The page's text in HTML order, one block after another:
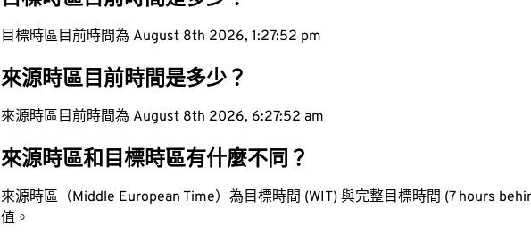
目標時區目前時間為 August 8th 2026, 1:27:53 pm
來源時區目前時間是多少？
來源時區目前時間為 August 8th 2026, 6:27:53 am
來源時區和目標時區有什麼不同？
來源時區（Middle European Time）為目標時間 (WIT) 與完整目標時間 (7 hours
值。